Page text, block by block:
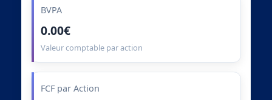
BVPA
0.00€
Valeur comptable par action
FCF par Action